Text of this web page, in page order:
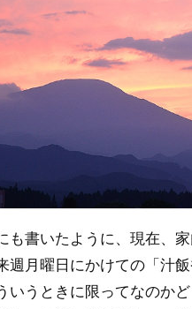
も書いたように、現在、
週月曜日にかけての「汁
いうときに限ってなのか